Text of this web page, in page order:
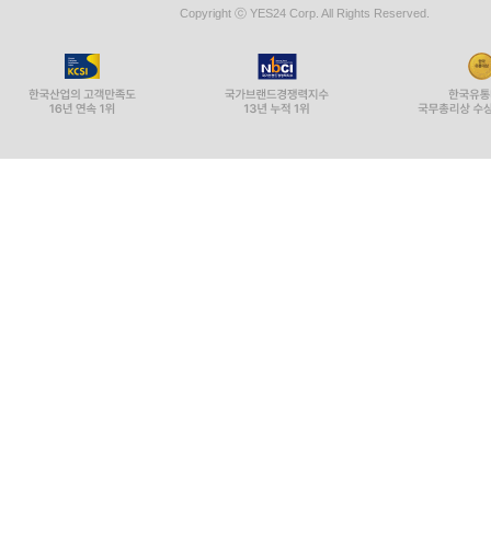
Copyright ⓒ YES24 Corp. All Rights Reserved.